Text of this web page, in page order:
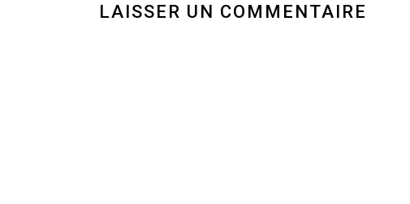
LAISSER UN COMMENTAIRE